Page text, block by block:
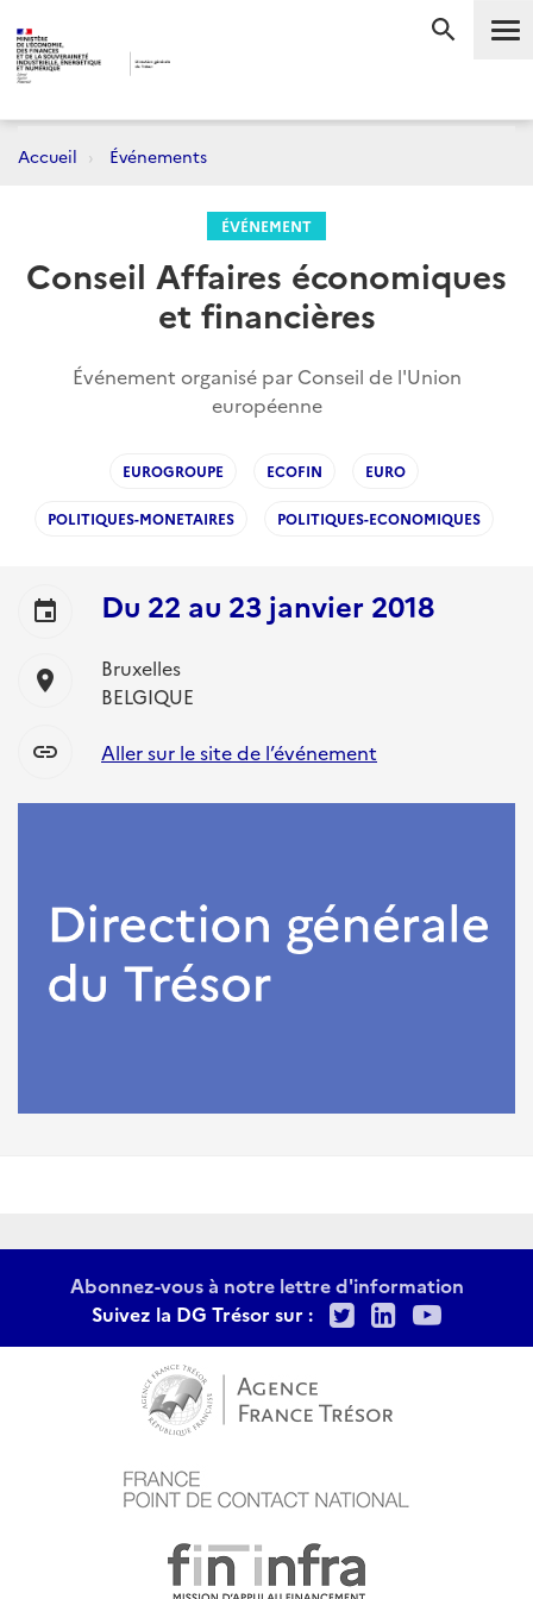
Accueil Événements
ÉVÉNEMENT
Conseil Affaires économiques
et financières
Événement organisé par Conseil de l'Union
européenne
EUROGROUPE ECOFIN EURO
POLITIQUES-MONETAIRES POLITIQUES-ECONOMIQUES
event Du 22 au 23 janvier 2018
location_on
Bruxelles
BELGIQUE
link Aller sur le site de l’événement
Abonnez-vous à notre lettre d'information
Suivez la DG Trésor sur :
TwitterLinkedIn